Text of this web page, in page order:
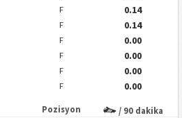
F
0.14
F
0.14
F
0.00
F
0.00
F
0.00
F 0.00
Pozisyon / 90 dakika